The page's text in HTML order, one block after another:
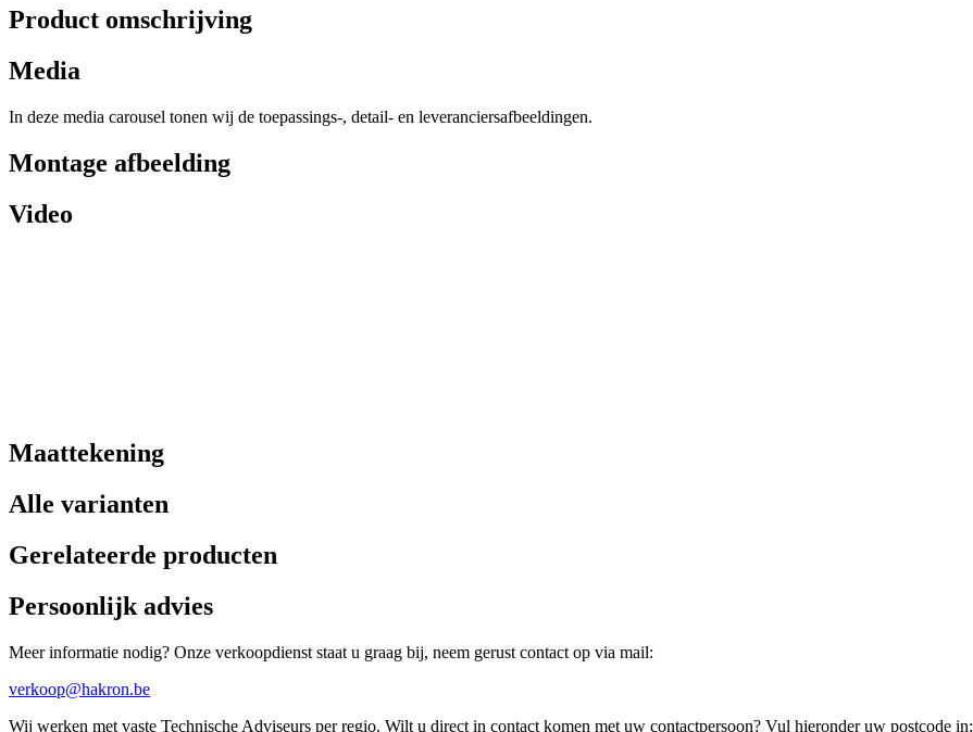
Product omschrijving
Media
In deze media carousel tonen wij de toepassings-, detail- en leveranciersafbeeldingen.
Montage afbeelding
Video
Maattekening
Alle varianten
Gerelateerde producten
Persoonlijk advies
Meer informatie nodig? Onze verkoopdienst staat u graag bij, neem gerust contact op via mail:
verkoop@hakron.be
Wij werken met vaste Technische Adviseurs per regio. Wilt u direct in contact komen met uw contactpersoon? Vul hieronder uw postcode in: